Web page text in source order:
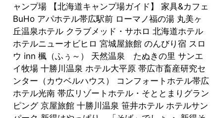
ャンプ場 【北海道キャンプ場ガイド】 家具&カフェ
BuHo アパホテル帯広駅前 ローマノ福の湯 丸美ヶ
丘温泉ホテル クラブメッド・サホロ 北海道ホテル
ホテルニューオビヒロ 宮城屋旅館 のんびり宿 スロ
ウ inn 楓（ふぅ～） 天然温泉 たぬきの里 サンエ
イ牧場 十勝川温泉 ホテル大平原 帯広市畜産研究セ
ンター（カウベルハウス） コンフォートホテル帯広
ホテル光南 帯広リゾートホテル・そととまりグラン
ピング 京屋旅館 十勝川温泉 笹井ホテル ホテルサン